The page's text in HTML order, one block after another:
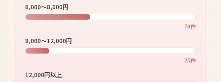
6,000〜8,000円
70件
8,000〜12,000円
25件
12,000円以上